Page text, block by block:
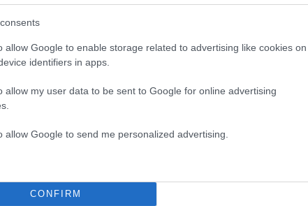
allow Google to enable storage related to advertising like cookies on
identifiers in apps.
allow my user data to be sent to Google for online advertising
allow Google to send me personalized advertising.
CONFIRM